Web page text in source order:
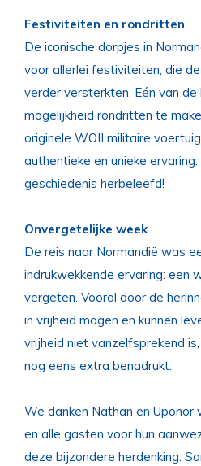
Festiviteiten en rondritten
De iconische dorpjes in
voor allerlei festiviteiten, die
verder versterkten. Eén van
mogelijkheid rondritten te
originele WOII militaire
authentieke en unieke
geschiedenis herbeleefd!
Onvergetelijke week
De reis naar Normandië was
indrukwekkende ervaring: een
vergeten. Vooral door de
in vrijheid mogen en kunnen
vrijheid niet vanzelfsprekend
nog eens extra benadrukt.
We danken Nathan en Uponor
en alle gasten voor hun
deze bijzondere herdenking.